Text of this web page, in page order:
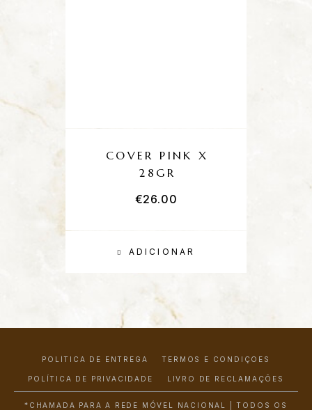
ADICIONAR
COVER PINK X
28GR
€26.00
POLÍTICA DE ENTREGA TERMOS E CONDIÇÕES
POLÍTICA DE PRIVACIDADE LIVRO DE RECLAMAÇÕES
*CHAMADA PARA A REDE MÓVEL NACIONAL | TODOS OS